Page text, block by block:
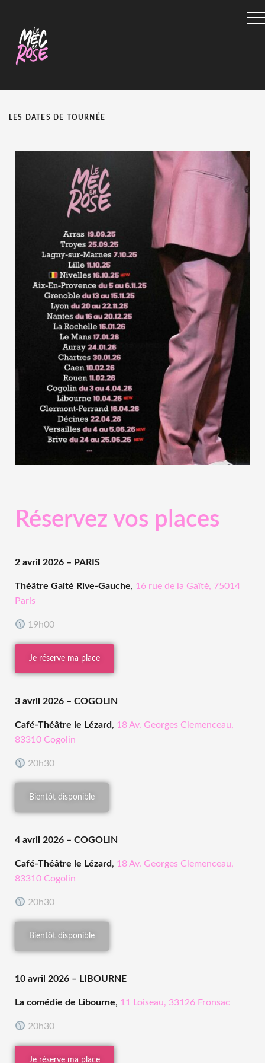
LES DATES DE TOURNÉE
Réservez vos places
2 avril 2026 – PARIS
Théâtre Gaité Rive-Gauche, 16 rue de la Gaîté, 75014
Paris
19h00
Je réserve ma place
3 avril 2026 – COGOLIN
Café-Théâtre le Lézard, 18 Av. Georges Clemenceau,
83310 Cogolin
20h30
Bientôt disponible
4 avril 2026 – COGOLIN
Café-Théâtre le Lézard, 18 Av. Georges Clemenceau,
83310 Cogolin
20h30
Bientôt disponible
10 avril 2026 – LIBOURNE
La comédie de Libourne, 11 Loiseau, 33126 Fronsac
20h30
Je réserve ma place